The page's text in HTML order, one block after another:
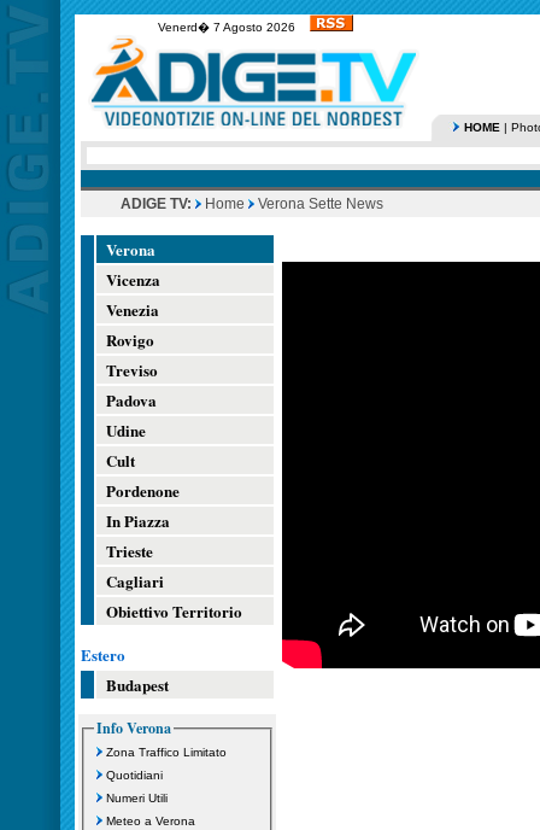
Venerd� 7 Agosto 2026
HOME |
ADIGE TV: Home Verona Sette News
Verona
Vicenza
Venezia
Rovigo
Treviso
Padova
Udine
Cult
Pordenone
In Piazza
Trieste
Cagliari
Obiettivo Territorio
Estero
Budapest
Info Verona
Zona Traffico Limitato
Quotidiani
Numeri Utili
Meteo a Verona